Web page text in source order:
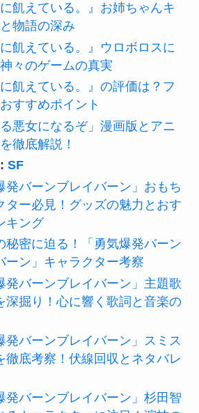
に飢えている。』お姉ちゃんキ
物語の深み
に飢えている。』ウロボロスに
々のゲームの真実
に飢えている。』の評価は？フ
すすめポイント
る悪女になるぞ」漫画版とアニ
徹底解説！
SF
発バーンブレイバーン」おもち
ター必見！グッズの魅力とおす
キング
秘密に迫る！「勇気爆発バーン
ーン」キャラクター考察
発バーンブレイバーン」主題歌
深掘り！心に響く歌詞と音楽の
発バーンブレイバーン」スミス
徹底考察！伏線回収とネタバレ
発バーンブレイバーン」杉田智